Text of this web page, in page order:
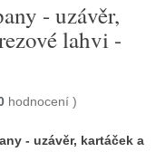
- uzávěr,
lahvi -
hodnocení )
- uzávěr, kartáček a